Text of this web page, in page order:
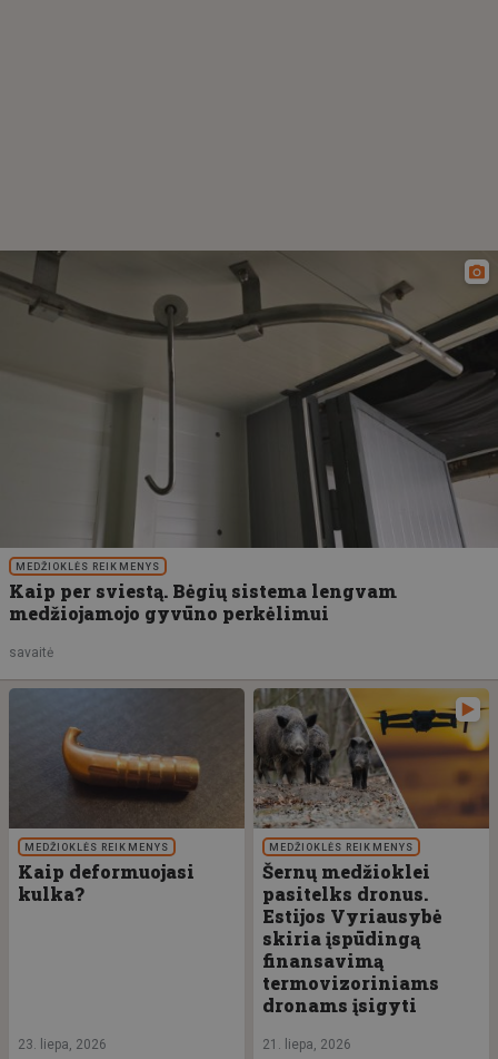
MEDŽIOKLĖS REIKMENYS
Kaip per sviestą. Bėgių sistema lengvam
medžiojamojo gyvūno perkėlimui
savaitė
MEDŽIOKLĖS REIKMENYS
Kaip deformuojasi
kulka?
23. liepa, 2026
MEDŽIOKLĖS REIKMENYS
Šernų medžioklei
pasitelks dronus.
Estijos Vyriausybė
skiria įspūdingą
finansavimą
termovizoriniams
dronams įsigyti
21. liepa, 2026